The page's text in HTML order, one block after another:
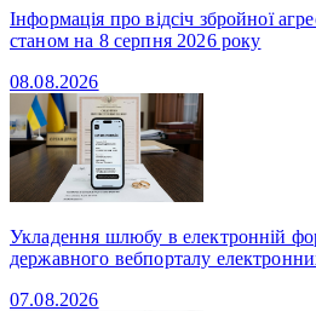
Інформація про відсіч збройної
станом на 8 серпня 2026 року
08.08.2026
Укладення шлюбу в електронній
державного вебпорталу
07.08.2026